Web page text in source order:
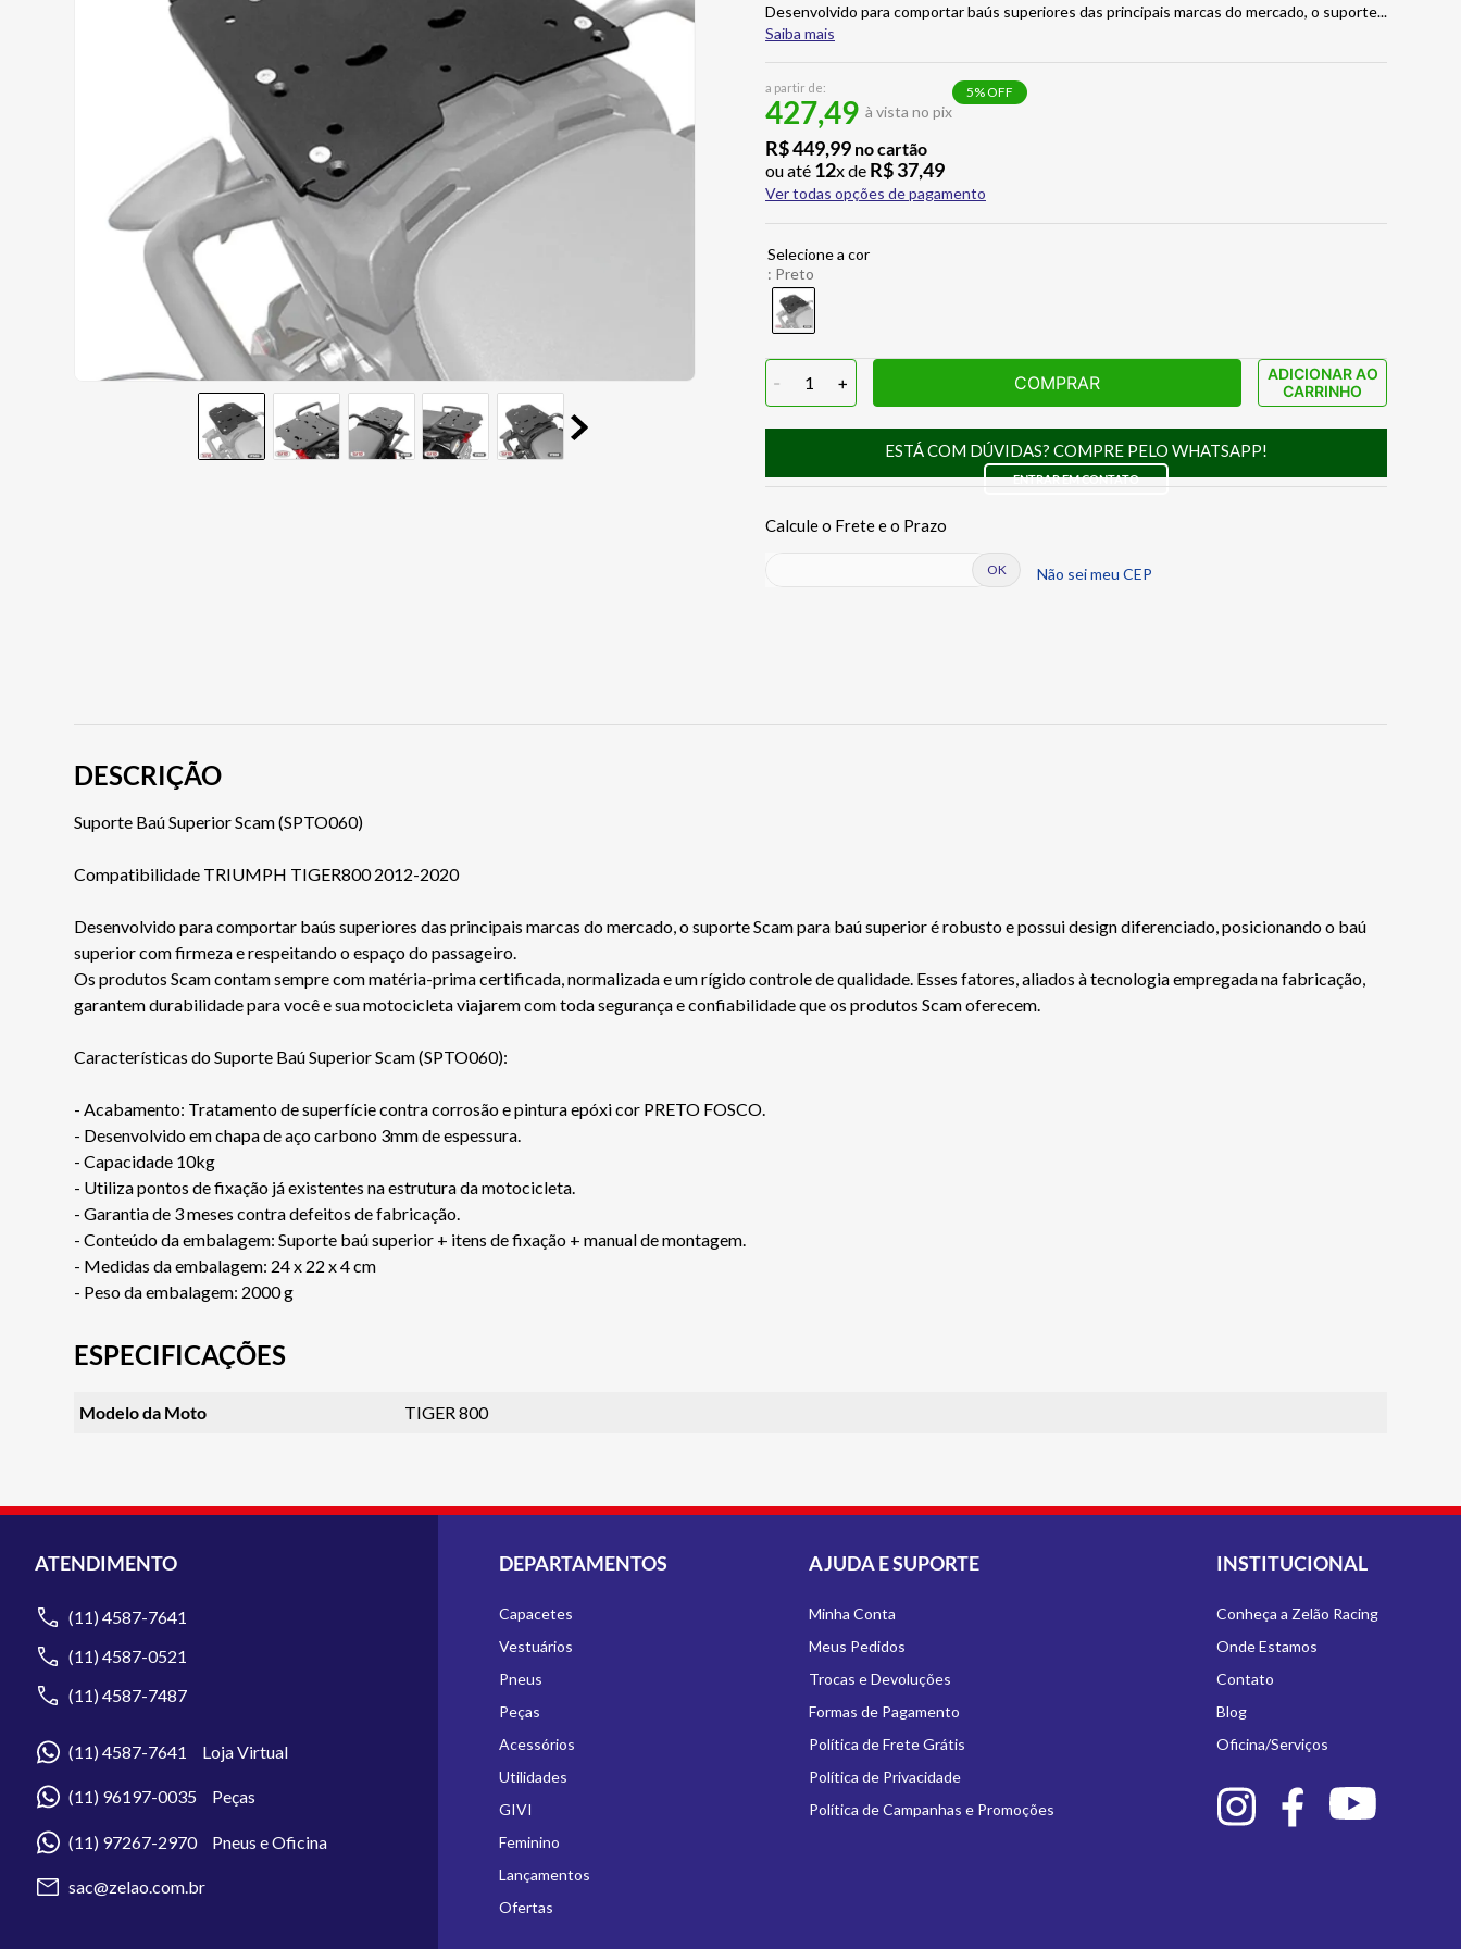
Desenvolvido para comportar baús superiores das principais marcas do mercado, o suporte...
Saiba mais
a partir de:
427,49 à vista no pix
5% OFF
R$449,99 no cartão
ou até 12x de R$37,49
Ver todas opções de pagamento
: Preto
- 1 + COMPRAR
ADICIONAR AO
CARRINHO
ESTÁ COM DÚVIDAS? COMPRE PELO WHATSAPP!
ENTRAR EM CONTATO
Não sei meu CEP
DESCRIÇÃO
Suporte Baú Superior Scam (SPTO060)
Compatibilidade TRIUMPH TIGER800 2012-2020
Desenvolvido para comportar baús superiores das principais marcas do mercado, o suporte Scam para baú superior é robusto e possui design diferenciado, posicionando o baú
superior com firmeza e respeitando o espaço do passageiro.
Os produtos Scam contam sempre com matéria-prima certificada, normalizada e um rígido controle de qualidade. Esses fatores, aliados à tecnologia empregada na fabricação,
garantem durabilidade para você e sua motocicleta viajarem com toda segurança e confiabilidade que os produtos Scam oferecem.
Características do Suporte Baú Superior Scam (SPTO060):
- Acabamento: Tratamento de superfície contra corrosão e pintura epóxi cor PRETO FOSCO.
- Desenvolvido em chapa de aço carbono 3mm de espessura.
- Capacidade 10kg
- Utiliza pontos de fixação já existentes na estrutura da motocicleta.
- Garantia de 3 meses contra defeitos de fabricação.
- Conteúdo da embalagem: Suporte baú superior + itens de fixação + manual de montagem.
- Medidas da embalagem: 24 x 22 x 4 cm
- Peso da embalagem: 2000 g
ESPECIFICAÇÕES
Modelo da Moto TIGER 800
ATENDIMENTO
(11) 4587-7641
(11) 4587-0521
(11) 4587-7487
(11) 4587-7641 Loja Virtual
(11) 96197-0035 Peças
(11) 97267-2970 Pneus e Oficina
sac@zelao.com.br
DEPARTAMENTOS
Capacetes
Vestuários
Pneus
Peças
Acessórios
Utilidades
GIVI
Feminino
Lançamentos
Ofertas
AJUDA E SUPORTE
Minha Conta
Meus Pedidos
Trocas e Devoluções
Formas de Pagamento
Política de Frete Grátis
Política de Privacidade
Política de Campanhas e Promoções
INSTITUCIONAL
Conheça a Zelão Racing
Onde Estamos
Contato
Blog
Oficina/Serviços
10 BOTAS